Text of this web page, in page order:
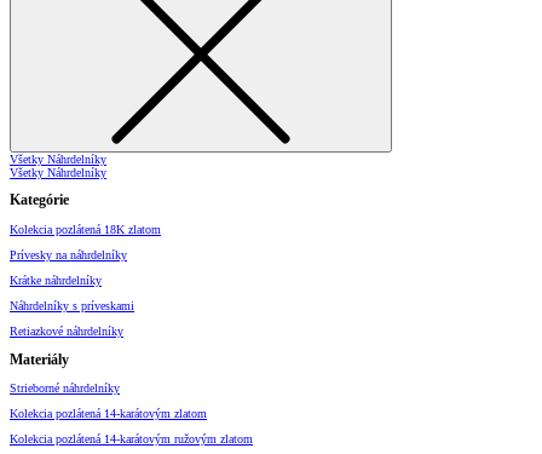
Všetky Náhrdelníky
Všetky Náhrdelníky
Kategórie
Kolekcia pozlátená 18K zlatom
Prívesky na náhrdelníky
Krátke náhrdelníky
Náhrdelníky s príveskami
Retiazkové náhrdelníky
Materiály
Strieborné náhrdelníky
Kolekcia pozlátená 14-karátovým zlatom
Kolekcia pozlátená 14-karátovým ružovým zlatom